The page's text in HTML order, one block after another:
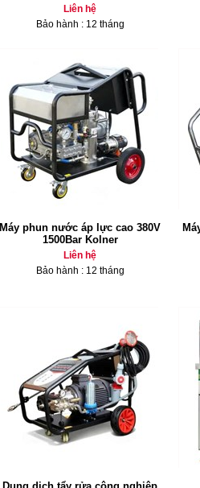
Liên hệ
Bảo hành : 12 tháng
Máy phun nước áp lực cao 380V
1500Bar Kolner
Liên hệ
Bảo hành : 12 tháng